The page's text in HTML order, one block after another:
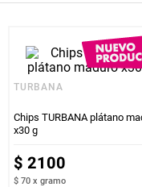
TURBANA
Chips TURBANA plátano
x30 g
$ 2100
$ 70 x gramo